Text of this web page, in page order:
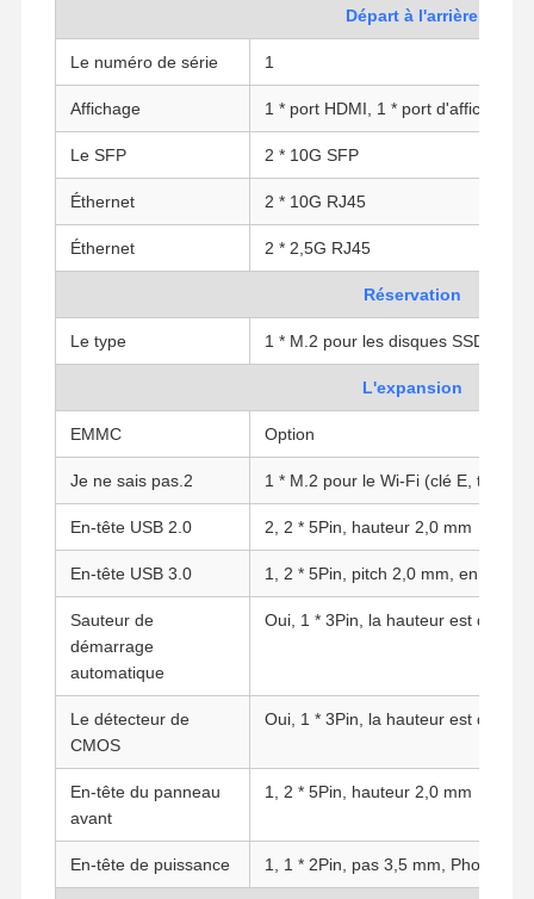
Aperçu
A Propos De Visite D'usine
La Qualité
Maintenant
Le pare-feu mini PC
Mini PC industriel
1U Rackmount PC est utilisé.
Mini PC POE
Le NAS Mini PC
Le Celeron Mini PC
Départ à l'arrière
Le numéro de série 1
Affichage 1 * port HDMI, 1 * port d'affichage
Le SFP 2 * 10G SFP
Éthernet 2 * 10G RJ45
Éthernet 2 * 2,5G RJ45
Réservation
Le type 1 * M.2 pour les disques SSD (clé
L'expansion
EMMC Option
Je ne sais pas.2 1 * M.2 pour le Wi-Fi (clé E, type:
En-tête USB 2.0 2, 2 * 5Pin, hauteur 2,0 mm
En-tête USB 3.0 1, 2 * 5Pin, pitch 2,0 mm, en option
Sauteur de
démarrage
automatique
Oui, 1 * 3Pin, la hauteur est de 2,0
Le détecteur de
CMOS
Oui, 1 * 3Pin, la hauteur est de 2,0
En-tête du panneau
avant
1, 2 * 5Pin, hauteur 2,0 mm
En-tête de puissance 1, 1 * 2Pin, pas 3,5 mm, Phoenix